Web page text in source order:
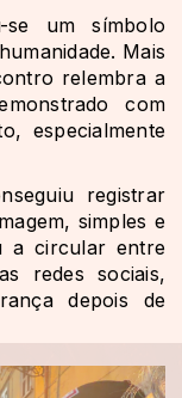
um símbolo
Mais
relembra a
com
especialmente
registrar
simples e
a circular entre
redes sociais,
depois de